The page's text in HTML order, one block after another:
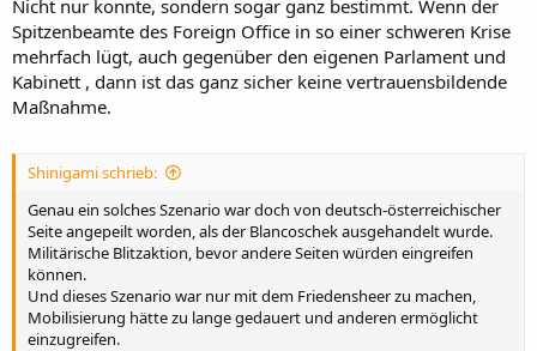
Nicht nur konnte, sondern sogar ganz bestimmt. Wenn der
Spitzenbeamte des Foreign Office in so einer schweren Krise
mehrfach lügt, auch gegenüber den eigenen Parlament und
Kabinett , dann ist das ganz sicher keine vertrauensbildende
Maßnahme.
Shinigami schrieb:
Genau ein solches Szenario war doch von deutsch-österreichischer
Seite angepeilt worden, als der Blancoschek ausgehandelt wurde.
Militärische Blitzaktion, bevor andere Seiten würden eingreifen
können.
Und dieses Szenario war nur mit dem Friedensheer zu machen,
Mobilisierung hätte zu lange gedauert und anderen ermöglicht
einzugreifen.